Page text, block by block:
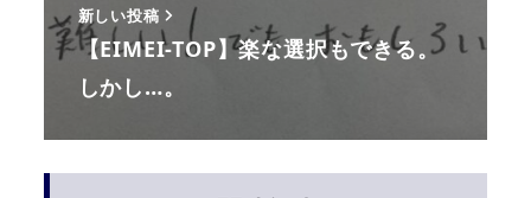
新しい投稿
【EIMEI-TOP】楽な選択もできる。
しかし…。